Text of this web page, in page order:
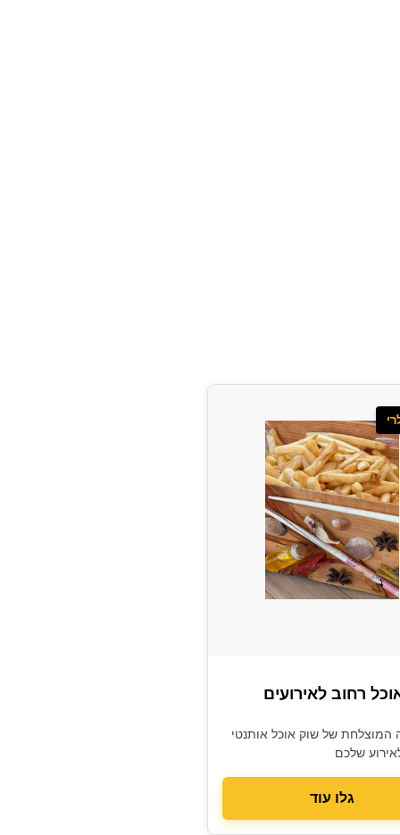
רחוב לאירועים
המוצלחת של שוק אוכל אותנטי
שלכם
גלו עוד